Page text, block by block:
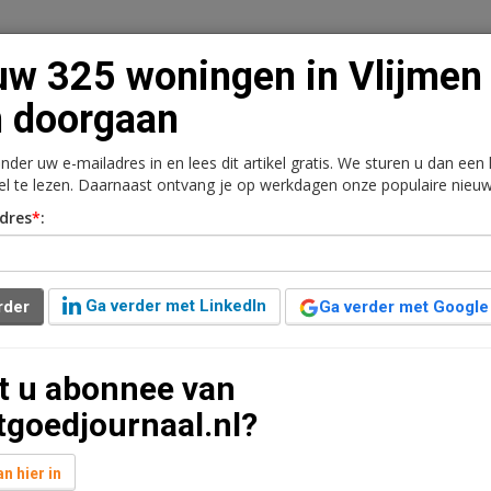
Vacaturebank Contact Abonnementen
Vlijmen kan doorgaan
van Vlijmen in gemeente Heusden krijgt groen
325 woningen in Vlijmen
doorgaan
uw e-mailadres in en lees dit artikel gratis. We sturen u dan een
te lezen. Daarnaast ontvang je op werkdagen onze populaire
*:
Ga verder met LinkedIn Ga verder met Google
u abonnee van
hier in